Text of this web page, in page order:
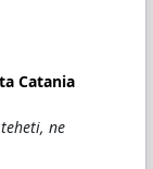
Catania
ne